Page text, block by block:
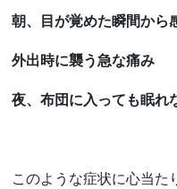
朝、目が覚めた瞬間から
外出時に襲う急な痛み
夜、布団に入っても眠れ
このような症状に心当た